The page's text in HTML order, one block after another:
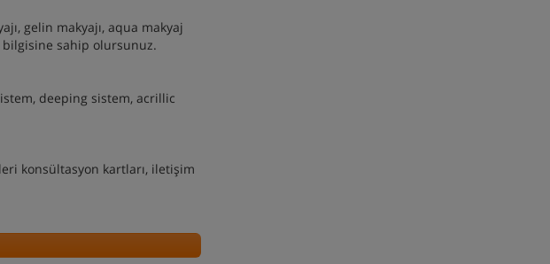
gelin makyajı, aqua makyaj
sahip olursunuz.
deeping sistem, acrillic
konsültasyon kartları, iletişim